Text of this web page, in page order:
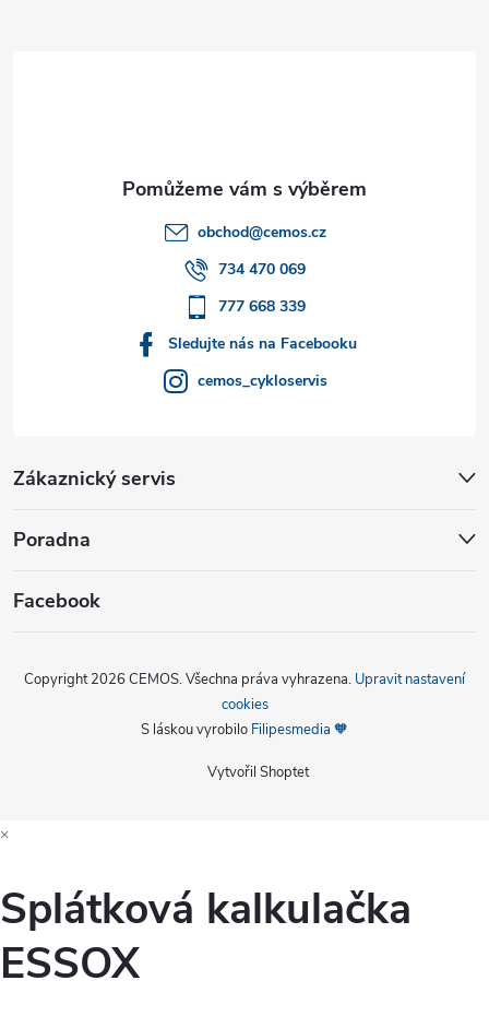
obchod@cemos.cz
734 470 069
777 668 339
Sledujte nás na Facebooku
cemos_cykloservis
Zákaznický servis
Poradna
Facebook
Vytvořil Shoptet
Copyright 2026 CEMOS. Všechna práva vyhrazena. Upravit nastavení
cookies
S láskou vyrobilo Filipesmedia 🧡
×
Splátková kalkulačka
ESSOX